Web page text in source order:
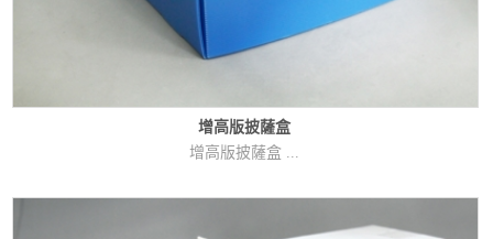
增高版披薩盒
增高版披薩盒 ...